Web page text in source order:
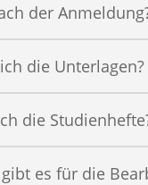
der
die Unterlagen?
die
es für die